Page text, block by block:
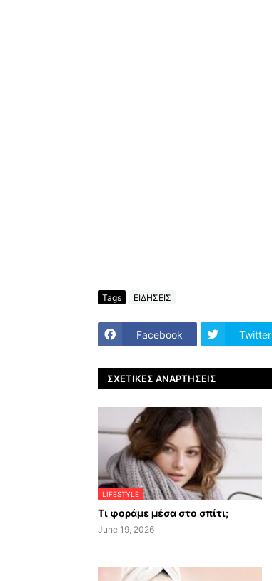
Tags ΕΙΔΗΣΕΙΣ
Facebook Twitter
ΣΧΕΤΙΚΈΣ ΑΝΑΡΤΉΣΕΙΣ
LIFESTYLE
Τι φοράμε μέσα στο σπίτι;
June 19, 2026